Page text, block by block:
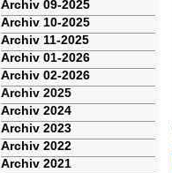
Archiv 09-2025
Archiv 10-2025
Archiv 11-2025
Archiv 01-2026
Archiv 02-2026
Archiv 2025
Archiv 2024
Archiv 2023
Archiv 2022
Archiv 2021